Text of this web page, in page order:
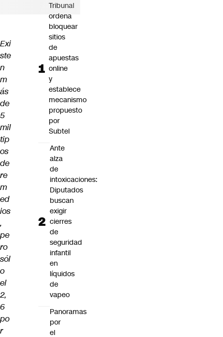
Exi
ste
n
m
ás
de
5
mil
tip
os
de
re
m
ed
ios
,
pe
ro
sól
o
el
2,
6
po
r
Tribunal
ordena
bloquear
sitios
de
apuestas
online
y
establece
mecanismo
propuesto
por
Subtel
Ante
alza
de
intoxicaciones:
Diputados
buscan
exigir
cierres
de
seguridad
infantil
en
líquidos
de
vapeo
Panoramas
por
el